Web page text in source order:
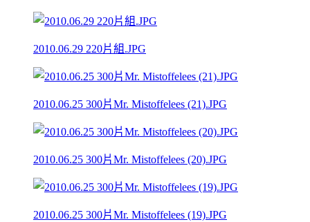
2010.06.29 220片組.JPG
2010.06.25 300片Mr. Mistoffelees (21).JPG
2010.06.25 300片Mr. Mistoffelees (20).JPG
2010.06.25 300片Mr. Mistoffelees (19).JPG